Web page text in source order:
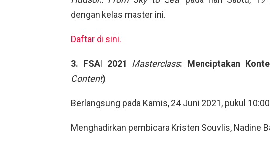
dengan kelas master ini.
Daftar di sini.
3. FSAI 2021 Masterclass: Menciptakan
Content)
Berlangsung pada Kamis, 24 Juni 2021, pukul
Menghadirkan pembicara Kristen Souvlis, Nadine